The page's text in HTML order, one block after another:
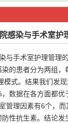
感染与手术室护
与手术室护理管理
的患者分为两组
式。结果我们发
数据在各方面都
管理因素有6个，
性抗生素。结论